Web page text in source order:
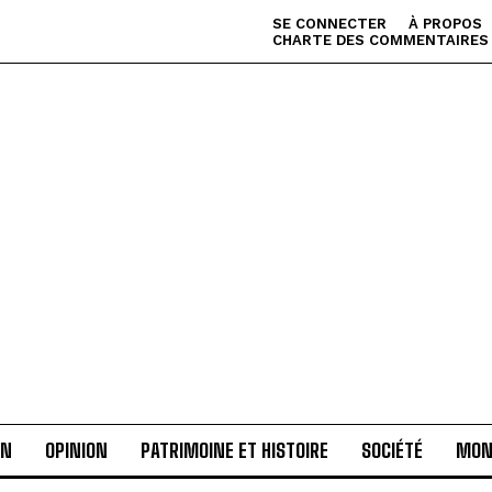
SE CONNECTER
À PROPOS
CHARTE DES COMMENTAIRES
OPINION PATRIMOINE ET HISTOIRE SOCIÉTÉ